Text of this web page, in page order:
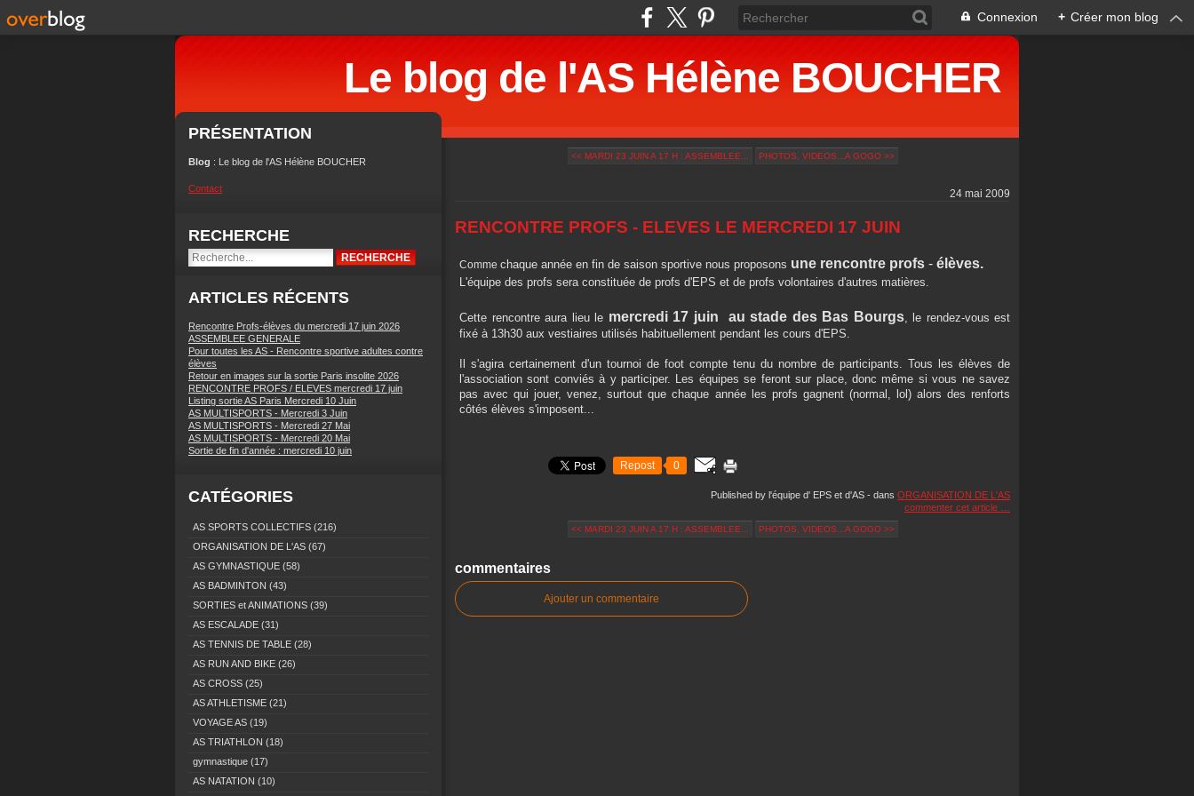
Connexion + Créer mon blog
Le blog de l'AS Hélène BOUCHER
PRÉSENTATION
Blog : Le blog de l'AS Hélène BOUCHER
Contact
RECHERCHE
ARTICLES RÉCENTS
Rencontre Profs-élèves du mercredi 17 juin 2026
ASSEMBLEE GENERALE
Pour toutes les AS - Rencontre sportive adultes contre
élèves
Retour en images sur la sortie Paris insolite 2026
RENCONTRE PROFS / ELEVES mercredi 17 juin
Listing sortie AS Paris Mercredi 10 Juin
AS MULTISPORTS - Mercredi 3 Juin
AS MULTISPORTS - Mercredi 27 Mai
AS MULTISPORTS - Mercredi 20 Mai
Sortie de fin d'année : mercredi 10 juin
CATÉGORIES
AS SPORTS COLLECTIFS (216)
ORGANISATION DE L'AS (67)
AS GYMNASTIQUE (58)
AS BADMINTON (43)
SORTIES et ANIMATIONS (39)
AS ESCALADE (31)
AS TENNIS DE TABLE (28)
AS RUN AND BIKE (26)
AS CROSS (25)
AS ATHLETISME (21)
VOYAGE AS (19)
AS TRIATHLON (18)
gymnastique (17)
AS NATATION (10)
<< MARDI 23 JUIN A 17 H : ASSEMBLEE... PHOTOS, VIDEOS...A GOGO >>
24 mai 2009
RENCONTRE PROFS - ELEVES LE MERCREDI 17 JUIN
Comme chaque année en fin de saison sportive nous proposons une rencontre profs - élèves.
L'équipe des profs sera constituée de profs d'EPS et de profs volontaires d'autres matières.
Cette rencontre aura lieu le mercredi 17 juin au stade des Bas Bourgs, le rendez-vous est
fixé à 13h30 aux vestiaires utilisés habituellement pendant les cours d'EPS.
Il s'agira certainement d'un tournoi de foot compte tenu du nombre de participants. Tous les élèves de
l'association sont conviés à y participer. Les équipes se feront sur place, donc même si vous ne savez
pas avec qui jouer, venez, surtout que chaque année les profs gagnent (normal, lol) alors des renforts
côtés élèves s'imposent...
Repost 0
Published by l'équipe d' EPS et d'AS - dans ORGANISATION DE L'AS
commenter cet article
<< MARDI 23 JUIN A 17 H : ASSEMBLEE... PHOTOS, VIDEOS...A GOGO >>
commentaires
Ajouter un commentaire